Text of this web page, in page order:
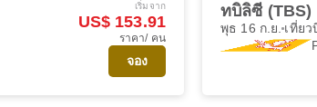
เริ่มจาก
US$ 153.91
ราคา/ คน
จอง
ทบิลิซี (TBS)
พุธ 16 ก.ย. เที่ย